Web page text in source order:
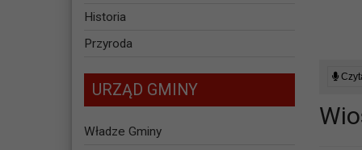
Historia
Przyroda
URZĄD GMINY
Władze Gminy